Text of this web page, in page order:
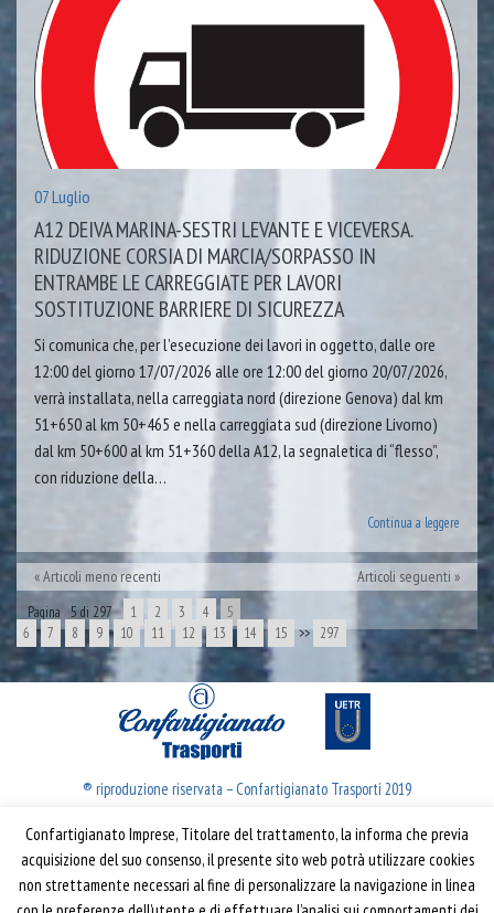
07 Luglio
A12 DEIVA MARINA-SESTRI LEVANTE E VICEVERSA.
RIDUZIONE CORSIA DI MARCIA/SORPASSO IN
ENTRAMBE LE CARREGGIATE PER LAVORI
SOSTITUZIONE BARRIERE DI SICUREZZA
Si comunica che, per l’esecuzione dei lavori in oggetto, dalle ore
12:00 del giorno 17/07/2026 alle ore 12:00 del giorno 20/07/2026,
verrà installata, nella carreggiata nord (direzione Genova) dal km
51+650 al km 50+465 e nella carreggiata sud (direzione Livorno)
dal km 50+600 al km 51+360 della A12, la segnaletica di “flesso”,
con riduzione della…
Continua a leggere
Articoli meno recenti Articoli seguenti
Pagina 5 di 297 1 2 3 4
5
6
7 8 9 10 11 12 13 14 15 >> 297
® riproduzione riservata – Confartigianato Trasporti 2019
Confartigianato Trasporti
Via S. Giovanni in Laterano, 152 | 00184 Roma
Confartigianato Imprese, Titolare del trattamento, la informa che previa
acquisizione del suo consenso, il presente sito web potrà utilizzare cookies
non strettamente necessari al fine di personalizzare la navigazione in linea